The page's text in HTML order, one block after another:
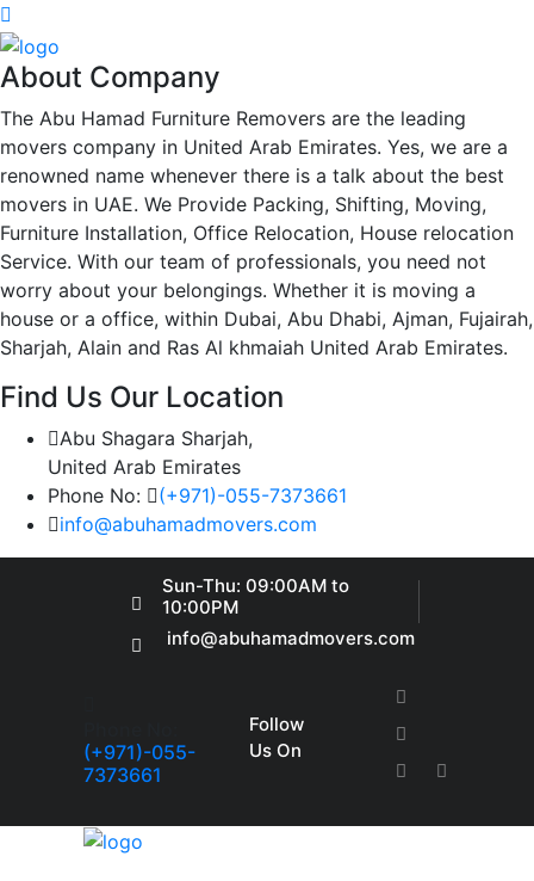
About Company
The Abu Hamad Furniture Removers are the leading
movers company in United Arab Emirates. Yes, we are a
renowned name whenever there is a talk about the best
movers in UAE. We Provide Packing, Shifting, Moving,
Furniture Installation, Office Relocation, House relocation
Service. With our team of professionals, you need not
worry about your belongings. Whether it is moving a
house or a office, within Dubai, Abu Dhabi, Ajman, Fujairah,
Sharjah, Alain and Ras Al khmaiah United Arab Emirates.
Find Us Our Location
Abu Shagara Sharjah,
United Arab Emirates
Phone No:
(+971)-055-7373661
info@abuhamadmovers.com
Sun-Thu: 09:00AM to
10:00PM
info@abuhamadmovers.com
(+971)-055-
7373661
Follow
Us On